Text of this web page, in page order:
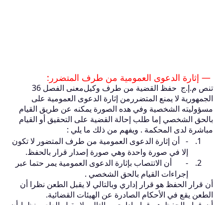
— إثارة الدعوى العمومية من طرف المتضرر:
36 معنى الفصلتنص م.إ.ج حفظ القضية من طرف وكيل
الجمهورية لا يمنع المتضررمن إثارة الدعوى العمومية على
مسؤوليته الشخصية وفي هده الصورة يمكنه عن طريق القيام
بالحق الشخصي إما طلب إحالة القضية على التحقيق أو القيام
مباشرة لدى المحكمة . ويفهم من ذلك ما يلي :
- أن إثارة الدعوى العمومية من طرف المتضور لا تكون
إلا في صورة واحدة وهي صورة إصدار قرار بالحفظ.
-
أن الاتتصاب بإثارة الدعوى العمومية يمر حتما عبر
إجراءات القيام بالحق الشخصي .
أن قرار الحفظ هو قرار إداري وبالتالي لا يقبل الطعن نظرا أن
الطعن يقع في الأحكام الصادرة عن الهيئات القضائية.